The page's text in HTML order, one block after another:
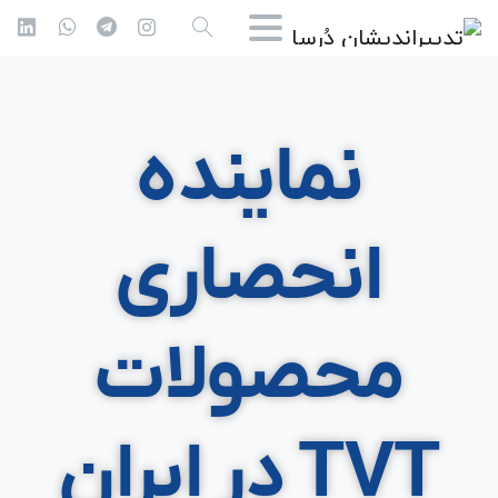
نماینده
انحصاری
محصولات
TVT در ایران